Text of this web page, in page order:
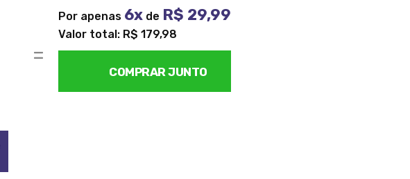
=
Por apenas 6x de R$ 29,99
Valor total: R$ 179,98
COMPRAR JUNTO